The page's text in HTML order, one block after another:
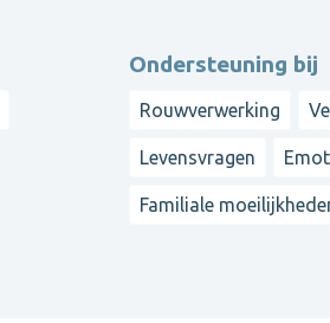
Ondersteuning bij
Rouwverwerking
Levensvragen
Familiale